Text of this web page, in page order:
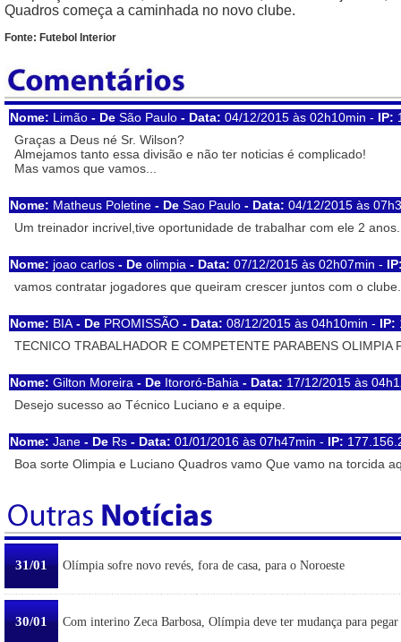
Quadros começa a caminhada no novo clube.
Fonte: Futebol Interior
Nome: Limão - De São Paulo - Data: 04/12/2015 às 02h10min - IP:
Graças a Deus né Sr. Wilson?
Almejamos tanto essa divisão e não ter noticias é complicado!
Mas vamos que vamos...
Nome: Matheus Poletine - De Sao Paulo - Data: 04/12/2015 às
Um treinador incrivel,tive oportunidade de trabalhar com ele 2
Nome: joao carlos - De olimpia - Data: 07/12/2015 às 02h07min -
vamos contratar jogadores que queiram crescer juntos com o clube.
Nome: BIA - De PROMISSÃO - Data: 08/12/2015 às 04h10min - IP:
TECNICO TRABALHADOR E COMPETENTE PARABENS OLIMPIA
Nome: Gilton Moreira - De Itororó-Bahia - Data: 17/12/2015 às
Desejo sucesso ao Técnico Luciano e a equipe.
Nome: Jane - De Rs - Data: 01/01/2016 às 07h47min - IP:
Boa sorte Olimpia e Luciano Quadros vamo Que vamo na torcida
31/01 Olímpia sofre novo revés, fora de casa, para o Noroeste
30/01 Com interino Zeca Barbosa, Olímpia deve ter mudança para pegar